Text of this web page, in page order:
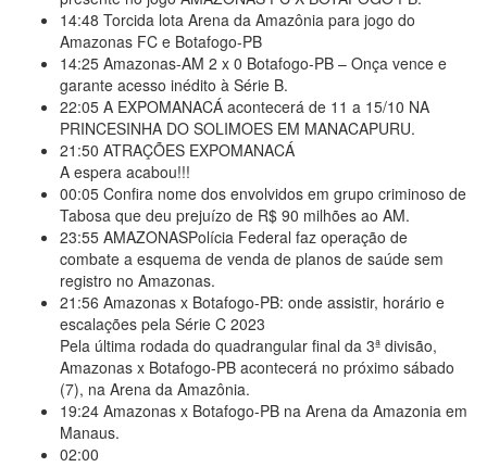
14:48 Torcida lota Arena da Amazônia para jogo do
Amazonas FC e Botafogo-PB
14:25 Amazonas-AM 2 x 0 Botafogo-PB – Onça vence e
garante acesso inédito à Série B.
22:05 A EXPOMANACÁ acontecerá de 11 a 15/10 NA
PRINCESINHA DO SOLIMOES EM MANACAPURU.
21:50 ATRAÇÕES EXPOMANACÁ
A espera acabou!!!
00:05 Confira nome dos envolvidos em grupo criminoso de
Tabosa que deu prejuízo de R$ 90 milhões ao AM.
23:55 AMAZONASPolícia Federal faz operação de
combate a esquema de venda de planos de saúde sem
registro no Amazonas.
21:56 Amazonas x Botafogo-PB: onde assistir, horário e
escalações pela Série C 2023
Pela última rodada do quadrangular final da 3ª divisão,
Amazonas x Botafogo-PB acontecerá no próximo sábado
(7), na Arena da Amazônia.
19:24 Amazonas x Botafogo-PB na Arena da Amazonia em
Manaus.
02:00